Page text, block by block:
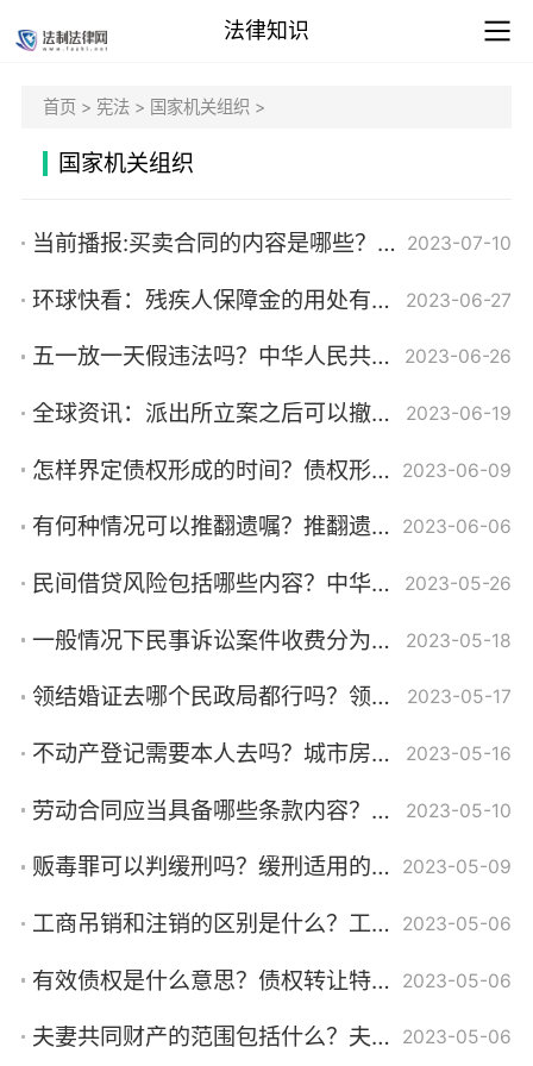
法律知识
首页> 宪法> 国家机关组织 >
国家机关组织
当前播报:买卖合同的内容是哪些？买卖合同纠纷的诉讼时效是如何规定的？ 2023-07-10
环球快看：残疾人保障金的用处有哪些（残疾人就业保障金的征收标准有哪些） 2023-06-27
五一放一天假违法吗？中华人民共和国劳动法第四十条内容是什么？ 速讯 2023-06-26
全球资讯：派出所立案之后可以撤案吗？人民检察院有权要求公安机关说明不立案的理由吗？ 2023-06-19
怎样界定债权形成的时间？债权形成有哪些法律依据？ 2023-06-09
有何种情况可以推翻遗嘱？推翻遗嘱需要证据吗？ 全球动态 2023-06-06
民间借贷风险包括哪些内容？中华人民共和国民法典第一百四十三条是什么？ 2023-05-26
一般情况下民事诉讼案件收费分为几个阶段？民事诉讼案件收费标准是什么？ 2023-05-18
领结婚证去哪个民政局都行吗？领结婚证的程序是什么？ 2023-05-17
不动产登记需要本人去吗？城市房地产管理法有哪些规定？ 2023-05-16
劳动合同应当具备哪些条款内容？劳动合同一般签订几年？ 2023-05-10
贩毒罪可以判缓刑吗？缓刑适用的对象有哪些规定？ 2023-05-09
工商吊销和注销的区别是什么？工商吊销意味着企业违反了法律法规或行政规定吗？ 2023-05-06
有效债权是什么意思？债权转让特征包括哪些？ 2023-05-06
夫妻共同财产的范围包括什么？夫妻共同财产怎么取证？ 2023-05-06